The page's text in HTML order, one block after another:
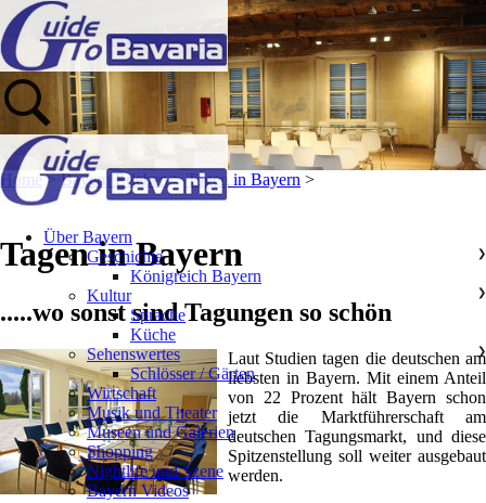
Home>Bayern Erleben>Tagen in Bayern >
Tagen in Bayern
.....wo sonst sind Tagungen so schön
Laut Studien tagen die deutschen am
liebsten in Bayern. Mit einem Anteil
von 22 Prozent hält Bayern schon
jetzt die Marktführerschaft am
deutschen Tagungsmarkt, und diese
Spitzenstellung soll weiter ausgebaut
werden.
Über Bayern
Geschichte
❯
Königreich Bayern
Kultur
❯
Sprache
Küche
Sehenswertes
❯
Schlösser / Gärten
Wirtschaft
Musik und Theater
Museen und Galerien
Shopping
Nightlife und Szene
Bayern Videos